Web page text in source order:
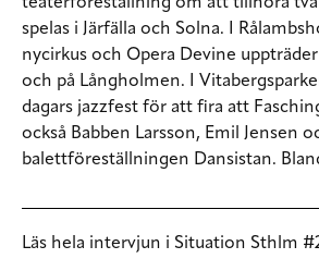
spelas i Järfälla och Solna. I
nycirkus och Opera Devine
och på Långholmen. I
dagars jazzfest för att fira att
också Babben Larsson, Emil Jensen
balettföreställningen Dansistan.
Läs hela intervjun i Situation Sthlm